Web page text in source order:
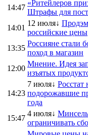
14:47
«Ритейлеров
Штрафы для
14:01
12 июля↓
российские цены
13:35
Россияне стали
поход в магазин
12:00
Мнение. Идея
изъятых
14:23
7 июля↓ Росстат
подорожавшие
года
15:47
4 июля↓
ограничивать